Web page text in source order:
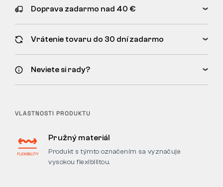
Doprava zadarmo nad 40 €
Vrátenie tovaru do 30 dní zadarmo
Neviete si rady?
VLASTNOSTI PRODUKTU
Pružný materiál
Produkt s týmto označením sa vyznačuje
vysokou flexibilitou.